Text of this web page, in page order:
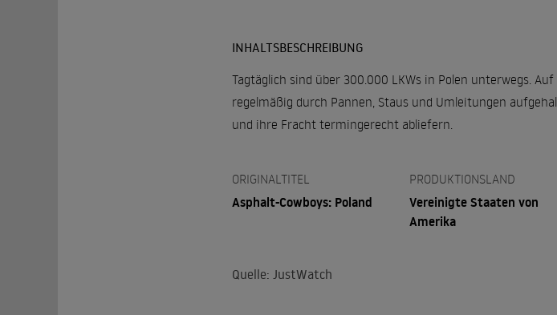
INHALTSBESCHREIBUNG
Tagtäglich sind über 300.000 LKWs in Polen unterwegs.
regelmäßig durch Pannen, Staus und Umleitungen
und ihre Fracht termingerecht abliefern.
ORIGINALTITEL
Asphalt-Cowboys: Poland
PRODUKTIONSLAND
Vereinigte Staaten von
Amerika
Quelle: JustWatch